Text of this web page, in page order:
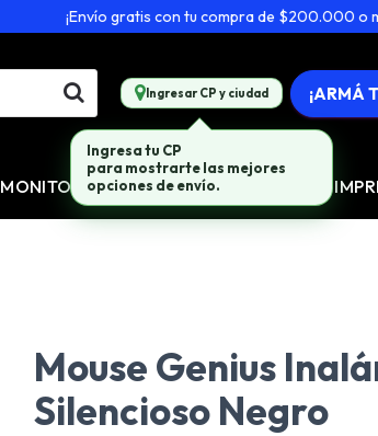
¡Envío gratis con tu compra de $200.000 o
Ingresar CP y ciudad ¡ARMÁ
MONITORES CONECTIVIDAD
Mouse Genius
Silencioso Negro
Ingresa tu CP
para mostrarte las mejores
opciones de envío.